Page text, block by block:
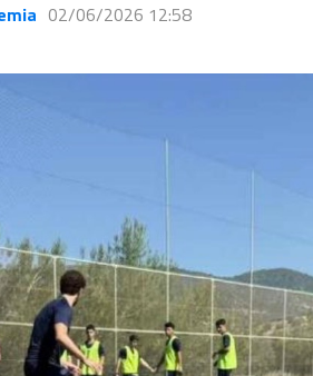
02/06/2026 12:58